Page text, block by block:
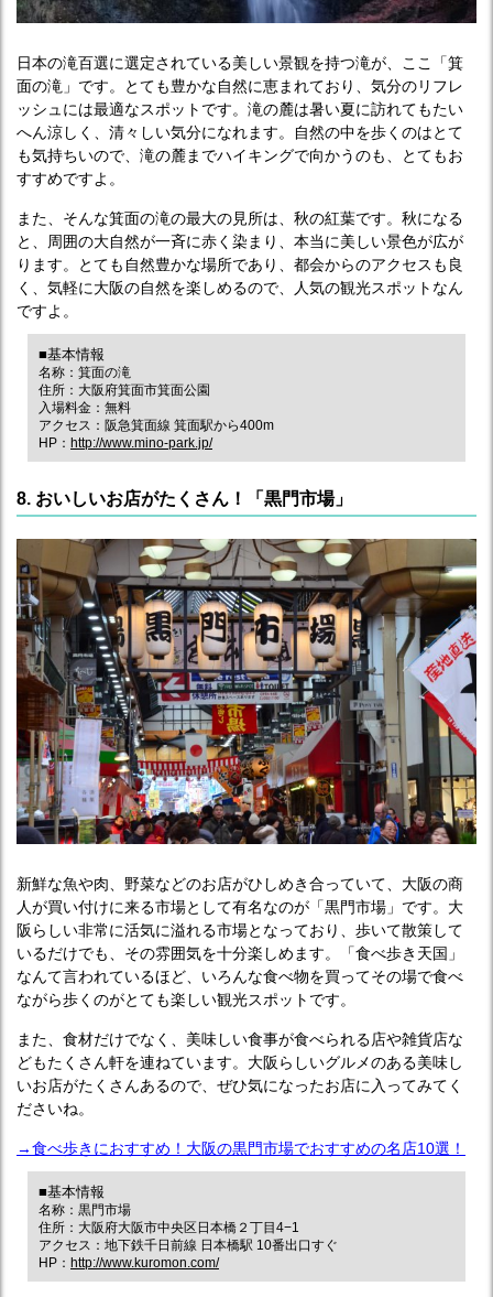
日本の滝百選に選定されている美しい景観を持つ滝が、ここ「箕
面の滝」です。とても豊かな自然に恵まれており、気分のリフレ
ッシュには最適なスポットです。滝の麓は暑い夏に訪れてもたい
へん涼しく、清々しい気分になれます。自然の中を歩くのはとて
も気持ちいので、滝の麓までハイキングで向かうのも、とてもお
すすめですよ。
また、そんな箕面の滝の最大の見所は、秋の紅葉です。秋になる
と、周囲の大自然が一斉に赤く染まり、本当に美しい景色が広が
ります。とても自然豊かな場所であり、都会からのアクセスも良
く、気軽に大阪の自然を楽しめるので、人気の観光スポットなん
ですよ。
■基本情報
名称：箕面の滝
住所：大阪府箕面市箕面公園
入場料金：無料
アクセス：阪急箕面線 箕面駅から400m
HP： http://www.mino-park.jp/
8. おいしいお店がたくさん！「黒門市場」
新鮮な魚や肉、野菜などのお店がひしめき合っていて、大阪の商
人が買い付けに来る市場として有名なのが「黒門市場」です。大
阪らしい非常に活気に溢れる市場となっており、歩いて散策して
いるだけでも、その雰囲気を十分楽しめます。「食べ歩き天国」
なんて言われているほど、いろんな食べ物を買ってその場で食べ
ながら歩くのがとても楽しい観光スポットです。
また、食材だけでなく、美味しい食事が食べられる店や雑貨店な
どもたくさん軒を連ねています。大阪らしいグルメのある美味し
いお店がたくさんあるので、ぜひ気になったお店に入ってみてく
ださいね。
→食べ歩きにおすすめ！大阪の黒門市場でおすすめの名店10選！
■基本情報
名称：黒門市場
住所：大阪府大阪市中央区日本橋２丁目4−1
アクセス：地下鉄千日前線 日本橋駅 10番出口すぐ
HP： http://www.kuromon.com/